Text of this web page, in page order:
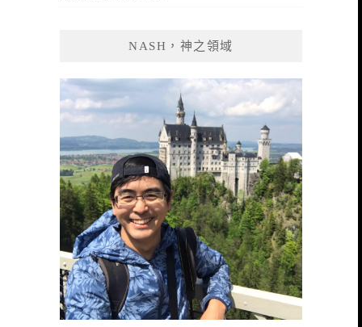
NASH，神之領域